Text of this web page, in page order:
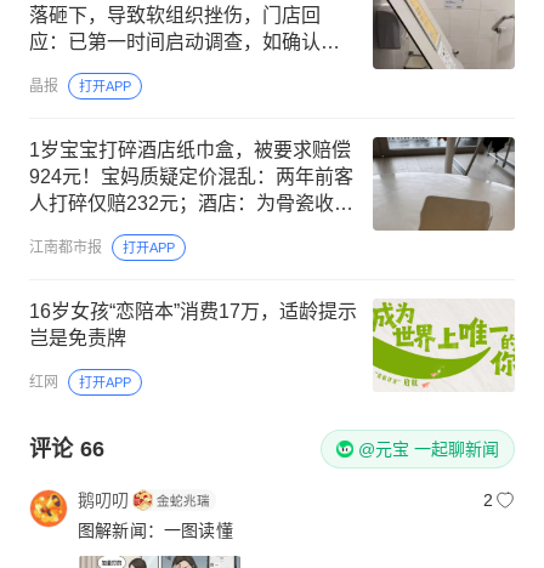
落砸下，导致软组织挫伤，门店回
应：已第一时间启动调查，如确认系
宜家问题将承担相应责任
晶报 打开APP
1岁宝宝打碎酒店纸巾盒，被要求赔偿
924元！宝妈质疑定价混乱：两年前客
人打碎仅赔232元；酒店：为骨瓷收藏
品，价格更贵
江南都市报 打开APP
16岁女孩“恋陪本”消费17万，适龄提示
岂是免责牌
红网 打开APP
评论 66 @元宝 一起聊新闻
鹅叨叨
2
图解新闻：一图读懂